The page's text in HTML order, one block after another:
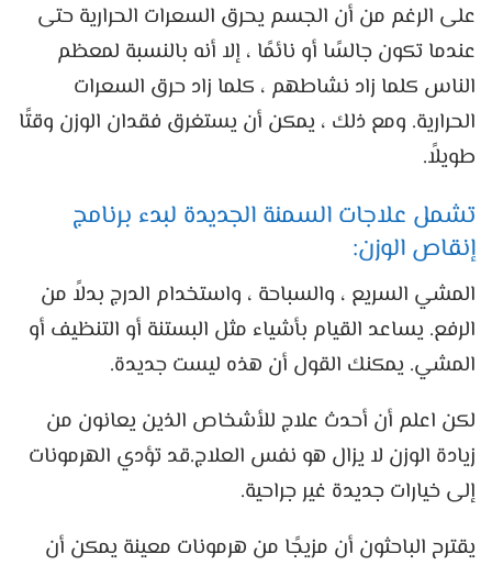
على الرغم من أن الجسم يحرق السعرات الحرارية حتى
عندما تكون جالسًا أو نائمًا ، إلا أنه بالنسبة لمعظم
الناس كلما زاد نشاطهم ، كلما زاد حرق السعرات
الحرارية. ومع ذلك ، يمكن أن يستغرق فقدان الوزن وقتًا
طويلاً.
تشمل علاجات السمنة الجديدة لبدء برنامج
إنقاص الوزن:
المشي السريع ، والسباحة ، واستخدام الدرج بدلاً من
الرفع. يساعد القيام بأشياء مثل البستنة أو التنظيف أو
المشي. يمكنك القول أن هذه ليست جديدة.
لكن اعلم أن أحدث علاج للأشخاص الذين يعانون من
زيادة الوزن لا يزال هو نفس العلاج.قد تؤدي الهرمونات
إلى خيارات جديدة غير جراحية.
يقترح الباحثون أن مزيجًا من هرمونات معينة يمكن أن